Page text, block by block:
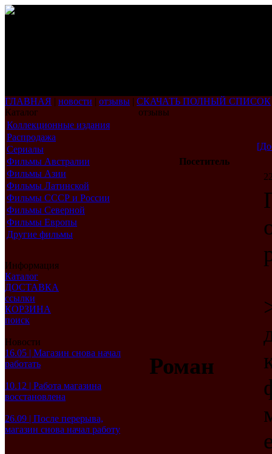
ГЛАВНАЯ | новости | отзывы | СКАЧАТЬ ПОЛНЫЙ СПИСОК
Каталог
Коллекционные издания
Распродажа
Сериалы
Фильмы Австралии
Фильмы Азии
Фильмы Латинской
Америки
Фильмы СССР и России
Фильмы Северной
Америки
Фильмы Европы
Другие фильмы
Информация
Каталог
ДОСТАВКА
ссылки
КОРЗИНА
поиск
Новости
16.05 | Магазин снова начал
работать
10.12 | Работа магазина
восстановлена
26.09 | После перерыва,
магазин снова начал работу
отзывы
Посетитель
Роман